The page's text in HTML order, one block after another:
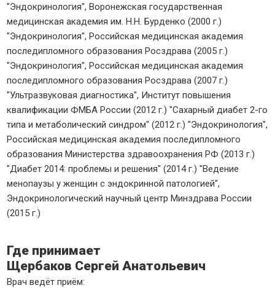
"Эндокринология", Воронежская государственная
медицинская академия им. Н.Н. Бурденко (2000 г.)
"Эндокринология", Российская медицинская академия
последипломного образования Росздрава (2005 г.)
"Эндокринология", Российская медицинская академия
последипломного образования Росздрава (2007 г.)
"Ультразвуковая диагностика", Институт повышения
квалификации ФМБА России (2012 г.) "Сахарный диабет 2-го
типа и метаболический синдром" (2012 г.) "Эндокринология",
Российская медицинская академия последипломного
образования Министерства здравоохранения РФ (2013 г.)
"Диабет 2014: проблемы и решения" (2014 г.) "Ведение
менопаузы у женщин с эндокринной патологией",
Эндокринологический научный центр Минздрава России
(2015 г.)
Где принимает
Щербаков Сергей Анатольевич
Врач ведёт приём: